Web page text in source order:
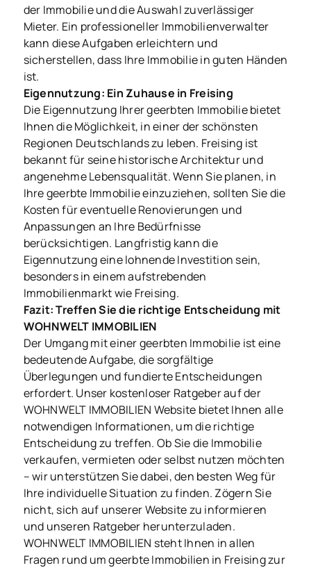
der Immobilie und die Auswahl zuverlässiger
Mieter. Ein professioneller Immobilienverwalter
kann diese Aufgaben erleichtern und
sicherstellen, dass Ihre Immobilie in guten Händen
ist.
Eigennutzung: Ein Zuhause in Freising
Die Eigennutzung Ihrer geerbten Immobilie bietet
Ihnen die Möglichkeit, in einer der schönsten
Regionen Deutschlands zu leben. Freising ist
bekannt für seine historische Architektur und
angenehme Lebensqualität. Wenn Sie planen, in
Ihre geerbte Immobilie einzuziehen, sollten Sie die
Kosten für eventuelle Renovierungen und
Anpassungen an Ihre Bedürfnisse
berücksichtigen. Langfristig kann die
Eigennutzung eine lohnende Investition sein,
besonders in einem aufstrebenden
Immobilienmarkt wie Freising.
Fazit: Treffen Sie die richtige Entscheidung mit
WOHNWELT IMMOBILIEN
Der Umgang mit einer geerbten Immobilie ist eine
bedeutende Aufgabe, die sorgfältige
Überlegungen und fundierte Entscheidungen
erfordert. Unser kostenloser Ratgeber auf der
WOHNWELT IMMOBILIEN Website bietet Ihnen alle
notwendigen Informationen, um die richtige
Entscheidung zu treffen. Ob Sie die Immobilie
verkaufen, vermieten oder selbst nutzen möchten
– wir unterstützen Sie dabei, den besten Weg für
Ihre individuelle Situation zu finden. Zögern Sie
nicht, sich auf unserer Website zu informieren
und unseren Ratgeber herunterzuladen.
WOHNWELT IMMOBILIEN steht Ihnen in allen
Fragen rund um geerbte Immobilien in Freising zur